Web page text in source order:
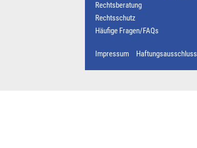
Rechtsberatung
Rechtsschutz
Häufige Fragen/FAQs
Impressum Haftungsausschluss